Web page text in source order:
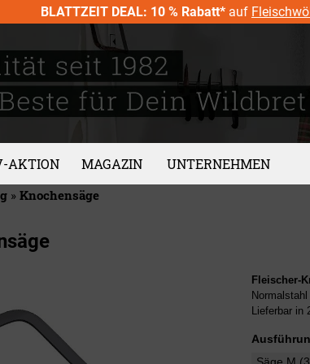
BLATTZEIT DEAL: 10 % Rabatt* auf
AKTION MAGAZIN UNTERNEHMEN
» Knochensäge
Fleischer-
Lieferbar in